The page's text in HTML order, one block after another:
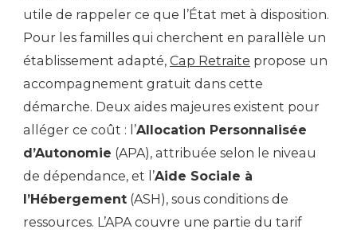
utile de rappeler ce que l’État met à disposition.
Pour les familles qui cherchent en parallèle un
établissement adapté, Cap Retraite propose un
accompagnement gratuit dans cette
démarche. Deux aides majeures existent pour
alléger ce coût : l’Allocation Personnalisée
d’Autonomie (APA), attribuée selon le niveau
de dépendance, et l’Aide Sociale à
l’Hébergement (ASH), sous conditions de
ressources. L’APA couvre une partie du tarif